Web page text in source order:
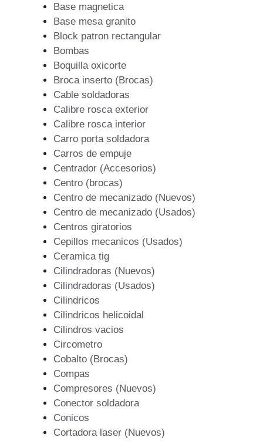
Base magnetica
Base mesa granito
Block patron rectangular
Bombas
Boquilla oxicorte
Broca inserto (Brocas)
Cable soldadoras
Calibre rosca exterior
Calibre rosca interior
Carro porta soldadora
Carros de empuje
Centrador (Accesorios)
Centro (brocas)
Centro de mecanizado (Nuevos)
Centro de mecanizado (Usados)
Centros giratorios
Cepillos mecanicos (Usados)
Ceramica tig
Cilindradoras (Nuevos)
Cilindradoras (Usados)
Cilindricos
Cilindricos helicoidal
Cilindros vacios
Circometro
Cobalto (Brocas)
Compas
Compresores (Nuevos)
Conector soldadora
Conicos
Cortadora laser (Nuevos)